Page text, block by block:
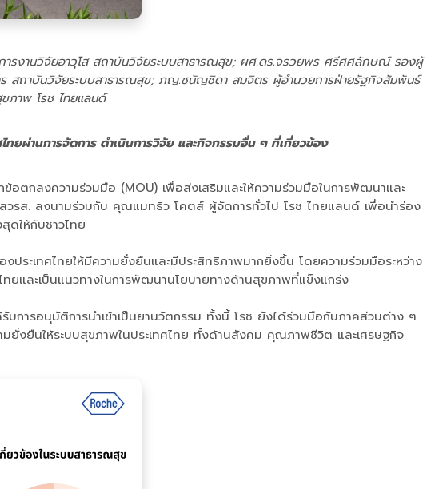
งานวิจัยอาวุโส สถาบันวิจัยระบบสาธารณสุข; ผศ.ดร.จรวยพร ศรีศศลักษณ์ รองผู้
ถาบันวิจัยระบบสาธารณสุข; ภญ.ชนัญชิดา สมจิตร ผู้อำนวยการฝ่ายรัฐกิจสัมพันธ์
ภาพ โรช ไทยแลนด์
ยผ่านการจัดการ ดำเนินการวิจัย และกิจกรรมอื่น ๆ ที่เกี่ยวข้อง
ตกลงความร่วมมือ (MOU) เพื่อส่งเสริมและให้ความร่วมมือในการพัฒนาและ
รส. ลงนามร่วมกับ คุณแมทธิว โคตส์ ผู้จัดการทั่วไป โรช ไทยแลนด์ เพื่อนำร่อง
ดให้กับชาวไทย
ะเทศไทยให้มีความยั่งยืนและมีประสิทธิภาพมากยิ่งขึ้น โดยความร่วมมือระหว่าง
ยและเป็นแนวทางในการพัฒนานโยบายทางด้านสุขภาพที่แข็งแกร่ง
การอนุมัติการนำเข้าเป็นยานวัตกรรม ทั้งนี้ โรช ยังได้ร่วมมือกับภาคส่วนต่าง ๆ
มยั่งยืนให้ระบบสุขภาพในประเทศไทย ทั้งด้านสังคม คุณภาพชีวิต และเศรษฐกิจ